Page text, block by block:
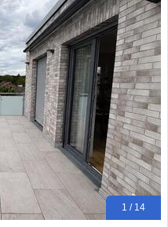
1 / 14